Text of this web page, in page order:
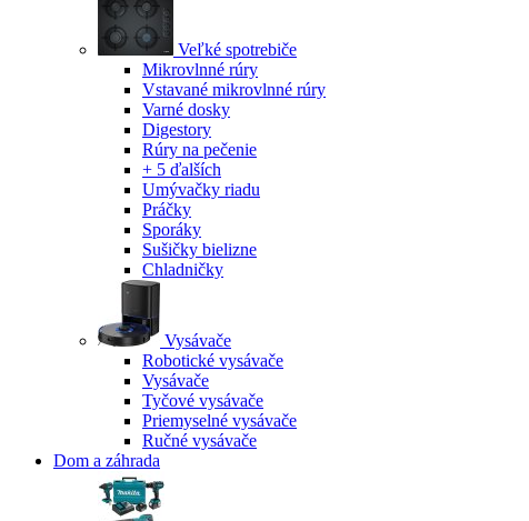
Veľké spotrebiče
Mikrovlnné rúry
Vstavané mikrovlnné rúry
Varné dosky
Digestory
Rúry na pečenie
+ 5 ďalších
Umývačky riadu
Práčky
Sporáky
Sušičky bielizne
Chladničky
Vysávače
Robotické vysávače
Vysávače
Tyčové vysávače
Priemyselné vysávače
Ručné vysávače
Dom a záhrada